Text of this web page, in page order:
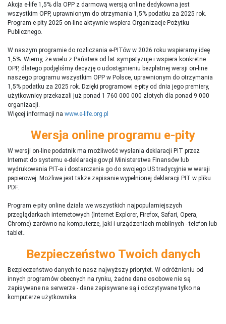
Akcja e-life 1,5% dla OPP z darmową wersją online dedykowna jest
wszystkim OPP, uprawnionym do otrzymania 1,5% podatku za 2025 rok.
Program e-pity 2025 on-line aktywnie wspiera Organizacje Pożytku
Publicznego.
W naszym programie do rozliczania e-PITów w 2026 roku wspieramy ideę
1,5%. Wiemy, że wielu z Państwa od lat sympatyzuje i wspiera konkretne
OPP, dlatego podjęliśmy decyzję o udostępnieniu bezpłatnej wersji on-line
naszego programu wszystkim OPP w Polsce, uprawnionym do otrzymania
1,5% podatku za 2025 rok. Dzięki programowi e-pity od dnia jego premiery,
użytkownicy przekazali już ponad 1 760 000 000 złotych dla ponad 9 000
organizacji.
Więcej informacji na www.e-life.org.pl
Wersja online programu e-pity
W wersji on-line podatnik ma możliwość wysłania deklaracji PIT przez
Internet do systemu e-deklaracje.gov.pl Ministerstwa Finansów lub
wydrukowania PIT-a i dostarczenia go do swojego US tradycyjnie w wersji
papierowej. Możliwe jest także zapisanie wypełnionej deklaracji PIT w pliku
PDF.
Program e-pity online działa we wszystkich najpopularniejszych
przeglądarkach internetowych (Internet Explorer, Firefox, Safari, Opera,
Chrome) zarówno na komputerze, jaki i urządzeniach mobilnych - telefon lub
tablet..
Bezpieczeństwo Twoich danych
Bezpieczeństwo danych to nasz najwyższy priorytet. W odróżnieniu od
innych programów obecnych na rynku, żadne dane osobowe nie są
zapisywane na serwerze - dane zapisywane są i odczytywane tylko na
komputerze użytkownika.